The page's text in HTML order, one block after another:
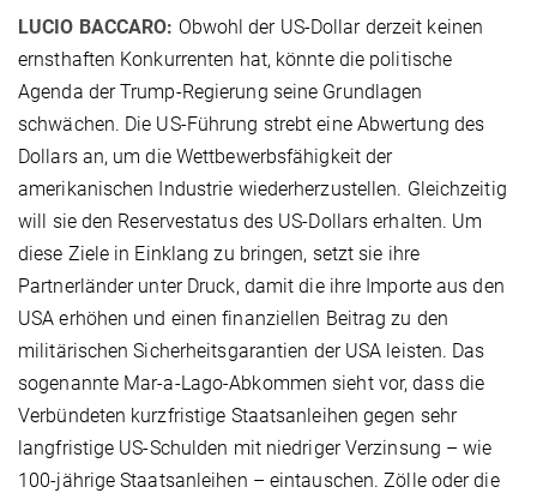
LUCIO BACCARO: Obwohl der US-Dollar derzeit keinen
ernsthaften Konkurrenten hat, könnte die politische
Agenda der Trump-Regierung seine Grundlagen
schwächen. Die US-Führung strebt eine Abwertung des
Dollars an, um die Wettbewerbsfähigkeit der
amerikanischen Industrie wiederherzustellen. Gleichzeitig
will sie den Reservestatus des US-Dollars erhalten. Um
diese Ziele in Einklang zu bringen, setzt sie ihre
Partnerländer unter Druck, damit die ihre Importe aus den
USA erhöhen und einen finanziellen Beitrag zu den
militärischen Sicherheitsgarantien der USA leisten. Das
sogenannte Mar-a-Lago-Abkommen sieht vor, dass die
Verbündeten kurzfristige Staatsanleihen gegen sehr
langfristige US-Schulden mit niedriger Verzinsung – wie
100-jährige Staatsanleihen – eintauschen. Zölle oder die